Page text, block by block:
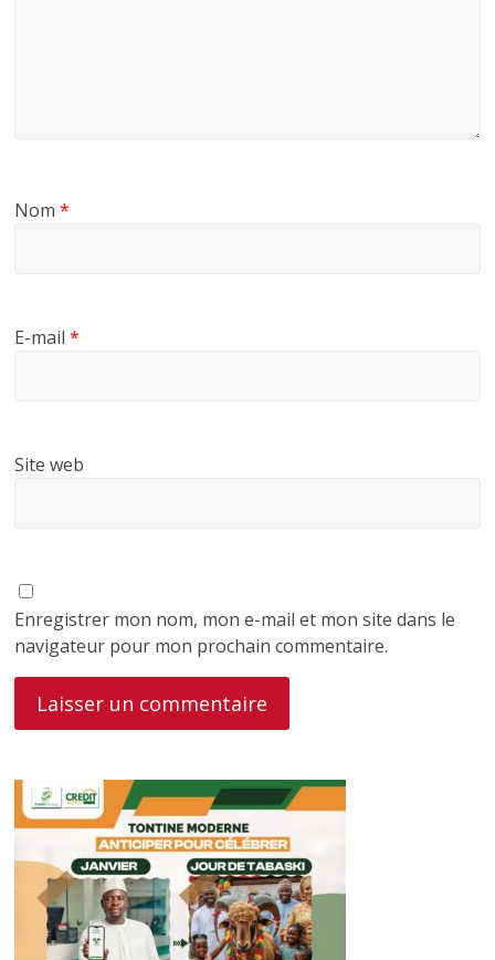
Nom*
E-mail*
Site web
Enregistrer mon nom, mon e-mail et mon site dans le
navigateur pour mon prochain commentaire.